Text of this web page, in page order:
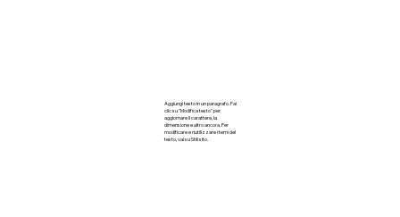
Aggiungi testo in un paragrafo. Fai
clic su "Modifica testo" per
aggiornare il carattere, la
dimensione e altro ancora. Per
modificare e riutilizzare i temi del
testo, vai su Stili sito.